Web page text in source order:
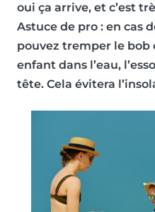
oui ça arrive, et c’est
Astuce de pro : en cas
pouvez tremper le bob
enfant dans l’eau,
tête. Cela évitera